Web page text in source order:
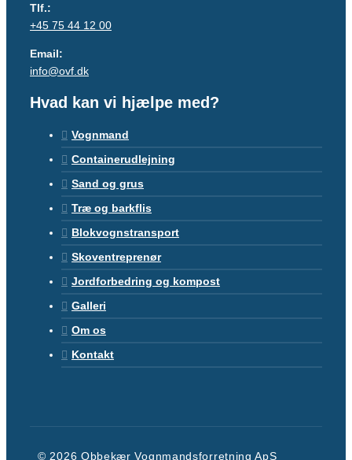
Tlf.:
+45 75 44 12 00
Email:
info@ovf.dk
Hvad kan vi hjælpe med?
Vognmand
Containerudlejning
Sand og grus
Træ og barkflis
Blokvognstransport
Skoventreprenør
Jordforbedring og kompost
Galleri
Om os
Kontakt
© 2026 Obbekær Vognmandsforretning ApS